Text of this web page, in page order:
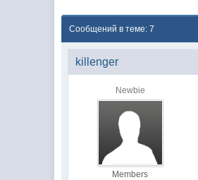
Сообщений в теме: 7
killenger
Newbie
Members